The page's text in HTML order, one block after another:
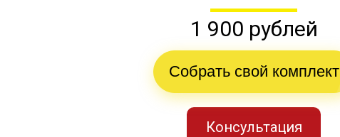
1 900 рублей
Собрать свой комплект
Консультация